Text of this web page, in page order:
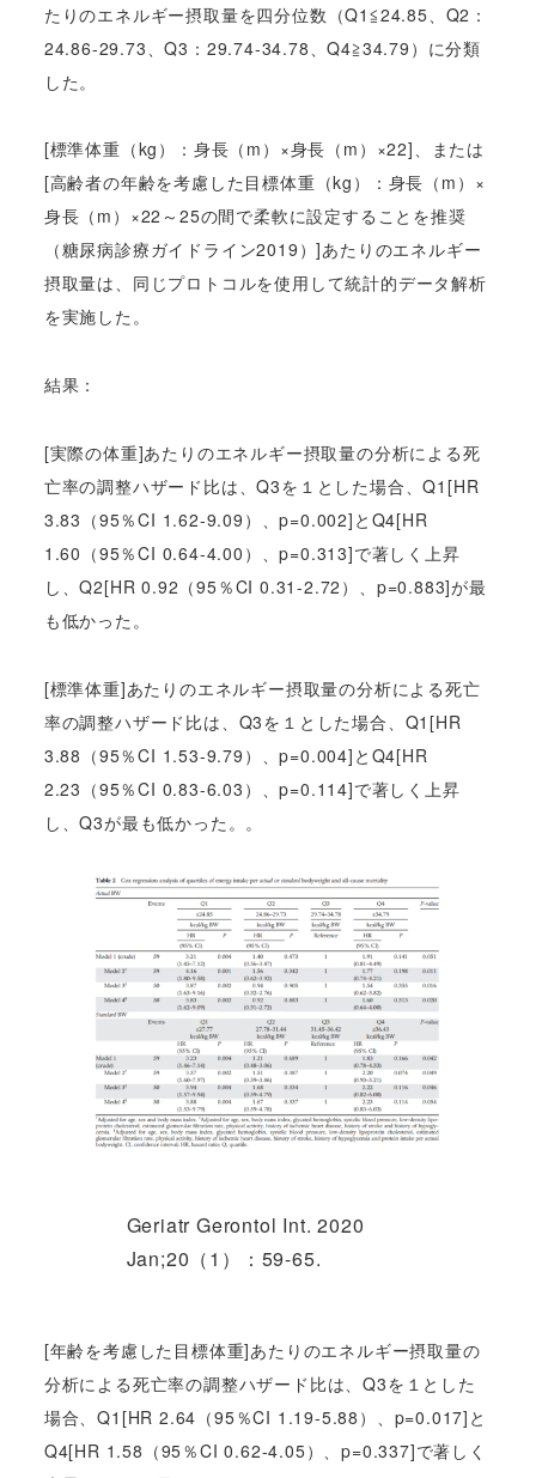
たりのエネルギー摂取量を四分位数（Q1≦24.85、Q2：
24.86-29.73、Q3：29.74-34.78、Q4≧34.79）に分類
した。
[標準体重（kg）：身長（m）×身長（m）×22]、または
[高齢者の年齢を考慮した目標体重（kg）：身長（m）×
身長（m）×22～25の間で柔軟に設定することを推奨
（糖尿病診療ガイドライン2019）]あたりのエネルギー
摂取量は、同じプロトコルを使用して統計的データ解析
を実施した。
結果：
[実際の体重]あたりのエネルギー摂取量の分析による死
亡率の調整ハザード比は、Q3を１とした場合、Q1[HR
3.83（95％CI 1.62-9.09）、p=0.002]とQ4[HR
1.60（95％CI 0.64-4.00）、p=0.313]で著しく上昇
し、Q2[HR 0.92（95％CI 0.31-2.72）、p=0.883]が最
も低かった。
[標準体重]あたりのエネルギー摂取量の分析による死亡
率の調整ハザード比は、Q3を１とした場合、Q1[HR
3.88（95％CI 1.53-9.79）、p=0.004]とQ4[HR
2.23（95％CI 0.83-6.03）、p=0.114]で著しく上昇
し、Q3が最も低かった。。
Geriatr Gerontol Int. 2020
Jan;20（1）：59-65.
[年齢を考慮した目標体重]あたりのエネルギー摂取量の
分析による死亡率の調整ハザード比は、Q3を１とした
場合、Q1[HR 2.64（95％CI 1.19-5.88）、p=0.017]と
Q4[HR 1.58（95％CI 0.62-4.05）、p=0.337]で著しく